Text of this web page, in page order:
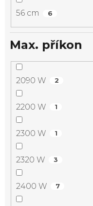
56 cm 6
Max. příkon
2090 W 2
2200 W 1
2300 W 1
2320 W 3
2400 W 7